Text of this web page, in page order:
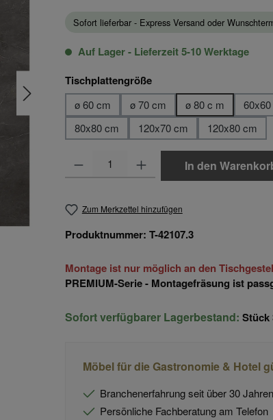
Sofort lieferbar - Express Versand oder
Auf Lager - Lieferzeit 5-10 Werktage
Tischplattengrößeauswählen
ø 60 cm ø 70 cm ø 80 c m
80x80 cm
120x70 cm 120x80 cm
Produkt Anzahl: Gib den gewünschten Wert
Zum Merkzettel hinzufügen
Produktnummer: T-42107.3
Montage ist nur möglich an den
PREMIUM-Serie - Montagefräsung ist
Sofort verfügbarer Lagerbestand: Stück
Möbel für die Gastronomie & Hotel
Branchenerfahrung seit über 30 Jahren
Persönliche Fachberatung am Telefon